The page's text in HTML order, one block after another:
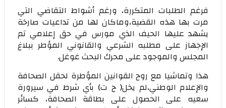
فرغم الطلبات المتكررة، ورغم أشواط التقاضي التي
مرت بها هذه القضية،وماكان لها من تداعيات صارخة
يشهد عليها الحيف الذي مورس في حق إعلامي تم
الإجهاز على مطلبه الشرعي والقانوني المؤطر ببلاغ
المجلس والموجود على محرك البحث غوغل.
هذا وتماشيا مع روح القوانين المؤطرة لحقل الصحافة
والإعلام الوطني،لم يخل( ح ت) بأي شرط في سيرورة
سعيه على الحصول على بطاقة الصحافة، كسائر